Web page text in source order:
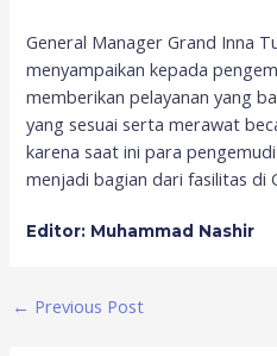
General Manager Grand Inna
menyampaikan kepada
memberikan pelayanan yang
yang sesuai serta merawat
karena saat ini para
menjadi bagian dari fasilitas di
Editor: Muhammad Nashir
← Previous Post